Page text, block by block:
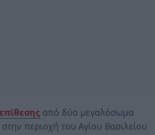
επίθεσης από δύο μεγαλόσωμα
περιοχή του Αγίου Βασιλείου